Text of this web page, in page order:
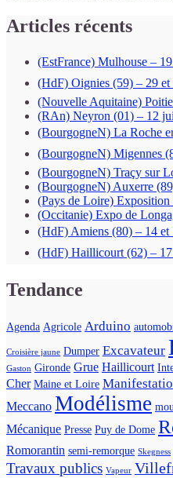
Articles récents
(EstFrance) Mulhouse –
(HdF) Oignies (59) – 29
(Nouvelle Aquitaine)
(RAn) Neyron (01) – 12
(BourgogneN) La Roche
(BourgogneN) Migennes
(BourgogneN) Traçy sur
(BourgogneN) Auxerre
(Pays de Loire) Exposition
(Occitanie) Expo de
(HdF) Amiens (80) – 14
(HdF) Haillicourt (62) –
Tendance
Agenda Agricole Arduino
Croisière jaune Dumper Excavateur
Gaston Gironde Grue Haillicourt
Cher Maine et Loire
Meccano Modélisme
Mécanique Presse Puy de Dome
Romorantin semi-remorque Skegness
Travaux publics Vapeur